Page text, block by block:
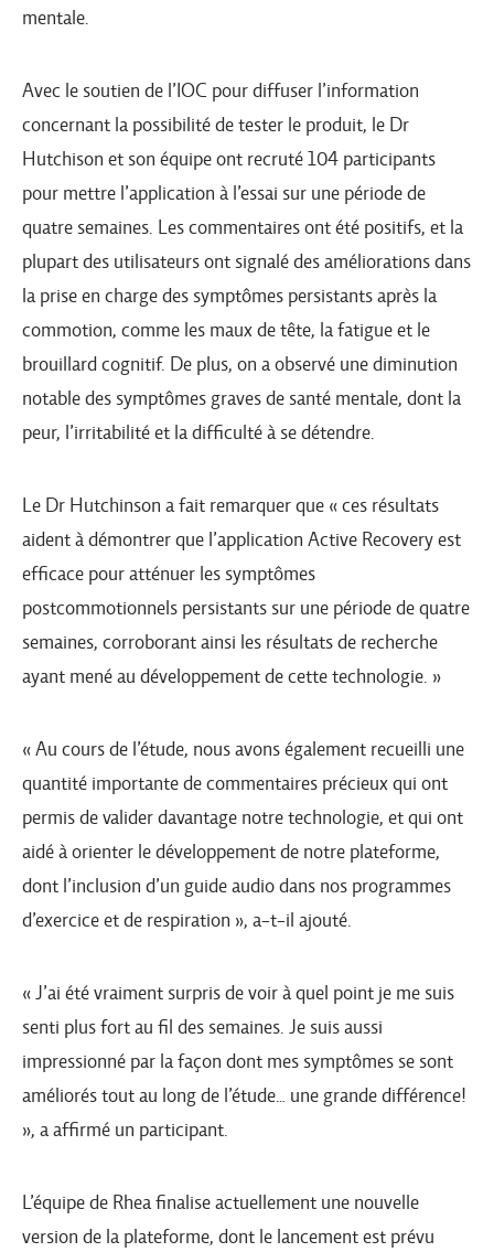
mentale.
Avec le soutien de l’IOC pour diffuser l’information
concernant la possibilité de tester le produit, le Dr
Hutchison et son équipe ont recruté 104 participants
pour mettre l’application à l’essai sur une période de
quatre semaines. Les commentaires ont été positifs, et la
plupart des utilisateurs ont signalé des améliorations dans
la prise en charge des symptômes persistants après la
commotion, comme les maux de tête, la fatigue et le
brouillard cognitif. De plus, on a observé une diminution
notable des symptômes graves de santé mentale, dont la
peur, l’irritabilité et la difficulté à se détendre.
Le Dr Hutchinson a fait remarquer que « ces résultats
aident à démontrer que l’application Active Recovery est
efficace pour atténuer les symptômes
postcommotionnels persistants sur une période de quatre
semaines, corroborant ainsi les résultats de recherche
ayant mené au développement de cette technologie. »
« Au cours de l’étude, nous avons également recueilli une
quantité importante de commentaires précieux qui ont
permis de valider davantage notre technologie, et qui ont
aidé à orienter le développement de notre plateforme,
dont l’inclusion d’un guide audio dans nos programmes
d’exercice et de respiration », a-t-il ajouté.
« J’ai été vraiment surpris de voir à quel point je me suis
senti plus fort au fil des semaines. Je suis aussi
impressionné par la façon dont mes symptômes se sont
améliorés tout au long de l’étude… une grande différence!
», a affirmé un participant.
L’équipe de Rhea finalise actuellement une nouvelle
version de la plateforme, dont le lancement est prévu